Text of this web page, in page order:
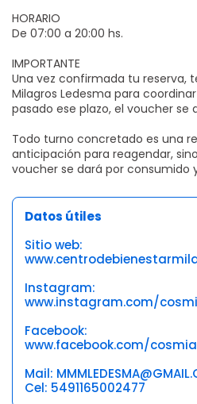
HORARIO
De 07:00 a 20:00 hs.
IMPORTANTE
Una vez confirmada tu reserva,
Milagros Ledesma para
pasado ese plazo, el voucher se
Todo turno concretado es una
anticipación para reagendar,
voucher se dará por consumido
Datos útiles
Sitio web:
Instagram:
www.instagram.com/
Facebook:
www.facebook.com/
Mail:
Cel: 5491165002477